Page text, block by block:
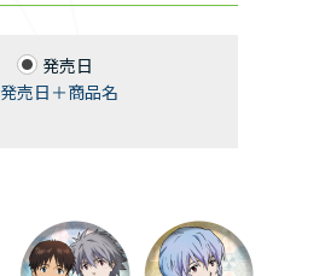
発売日
発売日＋商品名